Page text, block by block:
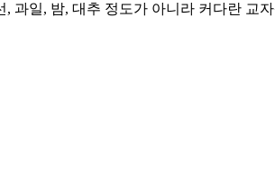
, 과일, 밤, 대추 정도가 아니라 커다란